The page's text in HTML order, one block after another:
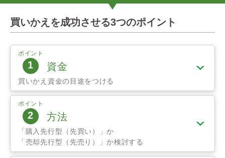
買いかえを成功させる3つのポイント
ポイント
1 資金
買いかえ資金の目途をつける
ポイント
2 方法
「購入先行型（先買い）」か
「売却先行型（先売り）」か検討する